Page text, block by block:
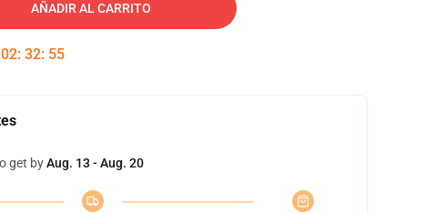
AÑADIR AL CARRITO
02: 32: 54
get byAug. 13 - Aug. 20